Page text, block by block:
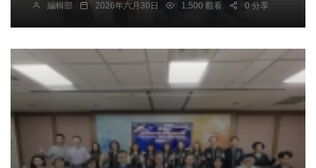
編輯部 2026年六月30日 1,500 觀看 0 分享